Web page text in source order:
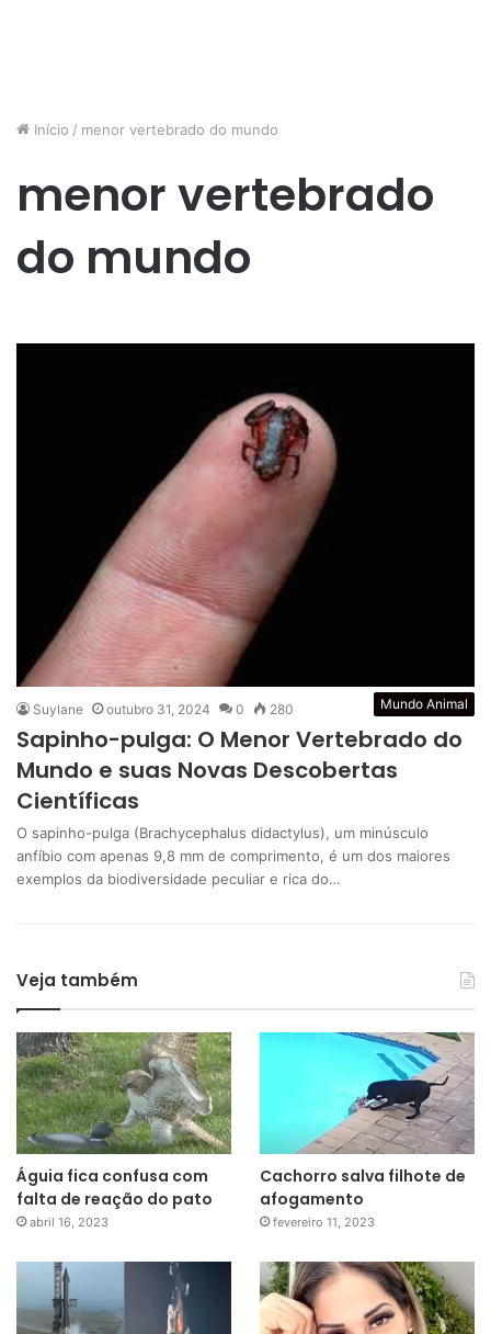
Início / menor vertebrado do mundo
menor vertebrado
do mundo
Mundo Animal
Suylane outubro 31, 2024 0 280
Sapinho-pulga: O Menor Vertebrado do
Mundo e suas Novas Descobertas
Científicas
O sapinho-pulga (Brachycephalus didactylus), um minúsculo
anfíbio com apenas 9,8 mm de comprimento, é um dos maiores
exemplos da biodiversidade peculiar e rica do…
Veja também
Águia fica confusa com
falta de reação do pato
abril 16, 2023
Cachorro salva filhote de
afogamento
fevereiro 11, 2023